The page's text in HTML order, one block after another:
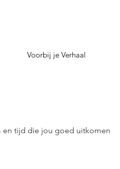
Voorbij je Verhaal
en tijd die jou goed uitkomen